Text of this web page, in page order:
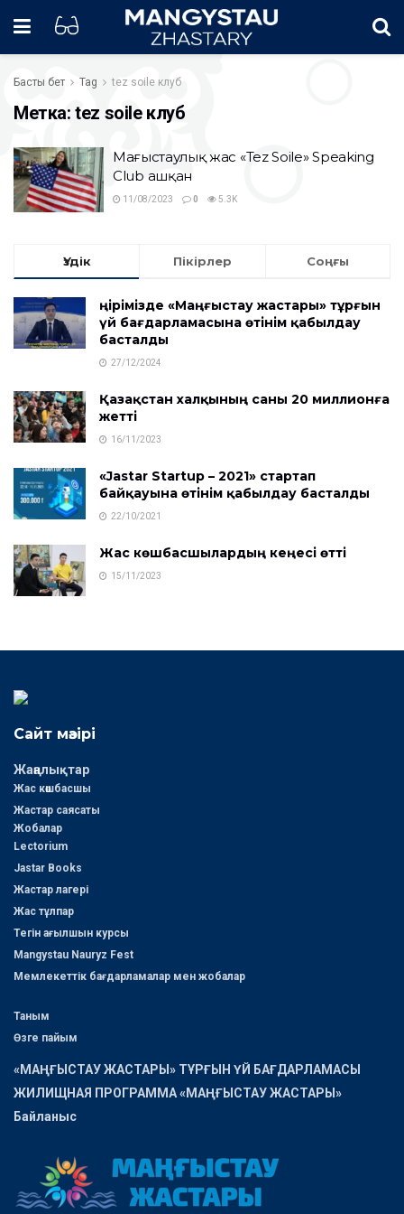
Басты бет Tag tez soile клуб
Метка:tez soile клуб
Маңғыстаулық жас «Tez Soilе» Speaking
Club ашқан
11/08/2023 0 5.3K
Үздік Пікірлер Соңғы
Өңірімізде «Маңғыстау жастары» тұрғын
үй бағдарламасына өтінім қабылдау
басталды
27/12/2024
Қазақстан халқының саны 20 миллионға
жетті
16/11/2023
«Jastar Startup – 2021» стартап
байқауына өтінім қабылдау басталды
22/10/2021
Жас көшбасшылардың кеңесі өтті
15/11/2023
Сайт мәзірі
Жаңалықтар
Жас көшбасшы
Жастар саясаты
Жобалар
Lectorium
Jastar Books
Жастар лагері
Жас тұлпар
Тегін ағылшын курсы
Mangystau Nauryz Fest
Мемлекеттік бағдарламалар мен жобалар
Таным
Өзге пайым
«МАҢҒЫСТАУ ЖАСТАРЫ» ТҰРҒЫН ҮЙ БАҒДАРЛАМАСЫ
ЖИЛИЩНАЯ ПРОГРАММА «МАҢҒЫСТАУ ЖАСТАРЫ»
Байланыс